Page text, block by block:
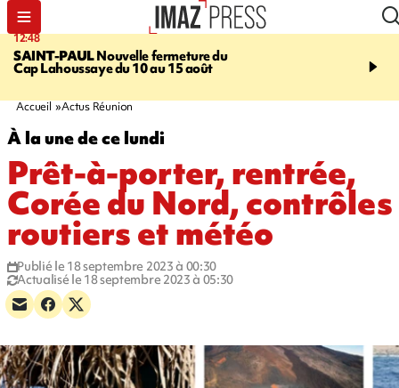
12:48
SAINT-PAULNouvelle fermeture du
Cap Lahoussaye du 10 au 15 août
14:23
massif de migrants, la
Accueil Actus Réunion
À la une de ce lundi
Prêt-à-porter, rentrée,
Corée du Nord, contrôles
routiers et météo
Publié le 18 septembre 2023 à 00:30
Actualisé le 18 septembre 2023 à 05:30